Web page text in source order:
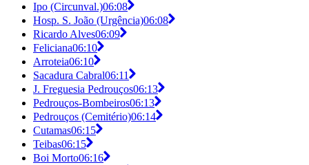
Ipo (Circunval.)06:08
Hosp. S. João (Urgência)06:08
Ricardo Alves06:09
Feliciana06:10
Arroteia06:10
Sacadura Cabral06:11
J. Freguesia Pedrouços06:13
Pedrouços-Bombeiros06:13
Pedrouços (Cemitério)06:14
Cutamas06:15
Teibas06:15
Boi Morto06:16